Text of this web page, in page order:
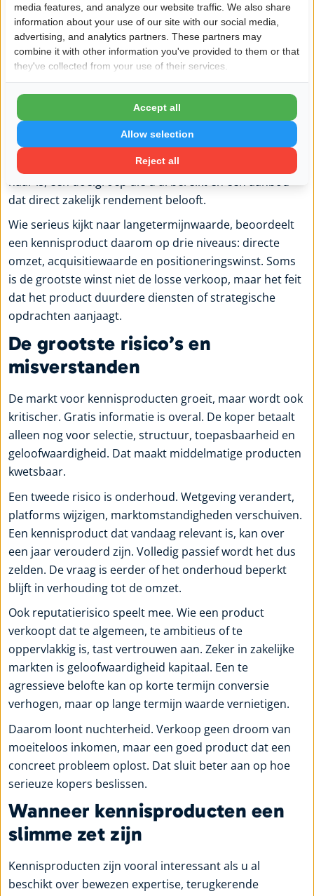
een compacte pilot, een betaalde sessie of een eerste
versie. Niet perfectie, maar bewijs is de eerste mijlpaal.
Als klanten bereid zijn te betalen, kunt u verbeteren,
automatiseren en opschalen.
Daarmee verschuift ook de rekensom. In het begin is de
opbrengst zelden passief, omdat ontwikkeling,
marketing en optimalisatie tijd kosten. Pas later
ontstaat operationele hefboom. Dat moment komt
sneller als u werkt met een onderwerp waar al vraag
naar is, een doelgroep die u al bereikt en een aanbod
dat direct zakelijk rendement belooft.
Wie serieus kijkt naar langetermijnwaarde, beoordeelt
een kennisproduct daarom op drie niveaus: directe
omzet, acquisitiewaarde en positioneringswinst. Soms
is de grootste winst niet de losse verkoop, maar het feit
dat het product duurdere diensten of strategische
opdrachten aanjaagt.
De grootste risico’s en
misverstanden
De markt voor kennisproducten groeit, maar wordt ook
kritischer. Gratis informatie is overal. De koper betaalt
alleen nog voor selectie, structuur, toepasbaarheid en
geloofwaardigheid. Dat maakt middelmatige producten
kwetsbaar.
Een tweede risico is onderhoud. Wetgeving verandert,
platforms wijzigen, marktomstandigheden verschuiven.
Een kennisproduct dat vandaag relevant is, kan over
een jaar verouderd zijn. Volledig passief wordt het dus
zelden. De vraag is eerder of het onderhoud beperkt
blijft in verhouding tot de omzet.
Ook reputatierisico speelt mee. Wie een product
verkoopt dat te algemeen, te ambitieus of te
oppervlakkig is, tast vertrouwen aan. Zeker in zakelijke
markten is geloofwaardigheid kapitaal. Een te
agressieve belofte kan op korte termijn conversie
verhogen, maar op lange termijn waarde vernietigen.
Daarom loont nuchterheid. Verkoop geen droom van
moeiteloos inkomen, maar een goed product dat een
concreet probleem oplost. Dat sluit beter aan op hoe
serieuze kopers beslissen.
Wanneer kennisproducten een
slimme zet zijn
Kennisproducten zijn vooral interessant als u al
beschikt over bewezen expertise, terugkerende
media features, and analyze our website traffic. We also share
information about your use of our site with our social media,
advertising, and analytics partners. These partners may
combine it with other information you've provided to them or that
they've collected from your use of their services.
Reject all
Allow selection
Accept all